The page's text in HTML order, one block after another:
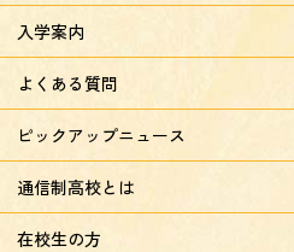
入学案内
よくある質問
ピックアップニュース
通信制高校とは
在校生の方